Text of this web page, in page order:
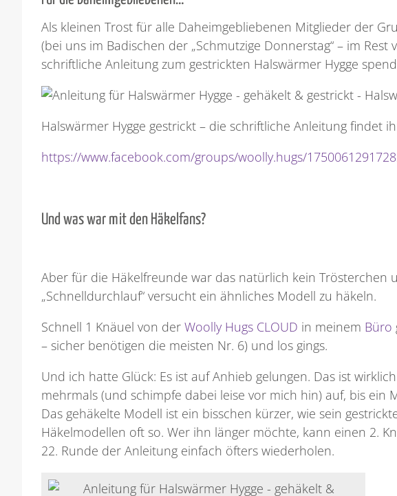
Als kleinen Trost für alle Daheimgebliebenen Mitglieder der
(bei uns im Badischen der „Schmutzige Donnerstag“ – im
schriftliche Anleitung zum gestrickten Halswärmer Hygge
Halswärmer Hygge gestrickt – die schriftliche Anleitung findet
https://www.facebook.com/groups/woolly.hugs/
Und was war mit den Häkelfans?
Aber für die Häkelfreunde war das natürlich kein Trösterchen
„Schnelldurchlauf“ versucht ein ähnliches Modell zu häkeln.
Schnell 1 Knäuel von derWoolly Hugs CLOUD in meinem Büro
– sicher benötigen die meisten Nr. 6) und los gings.
Und ich hatte Glück: Es ist auf Anhieb gelungen. Das ist
mehrmals (und schimpfe dabei leise vor mich hin) auf, bis ein
Das gehäkelte Modell ist ein bisschen kürzer, wie sein
Häkelmodellen oft so. Wer ihn länger möchte, kann einen 2.
22. Runde der Anleitung einfach öfters wiederholen.